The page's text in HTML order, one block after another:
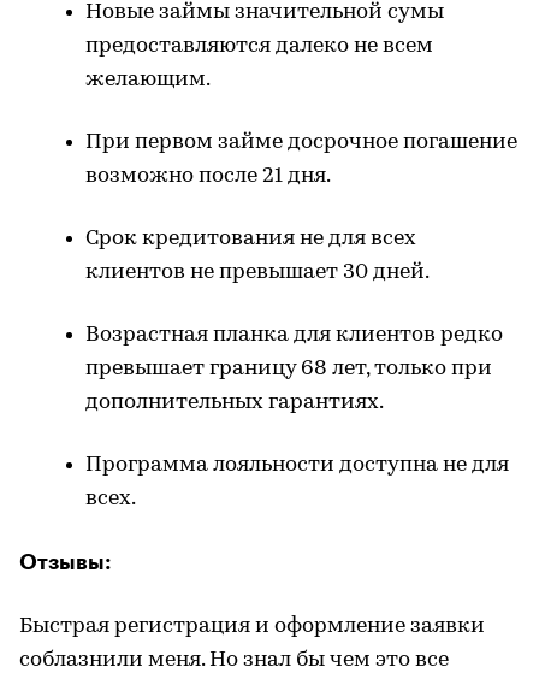
Новые займы значительной сумы
предоставляются далеко не всем
желающим.
При первом займе досрочное погашение
возможно после 21 дня.
Срок кредитования не для всех
клиентов не превышает 30 дней.
Возрастная планка для клиентов редко
превышает границу 68 лет, только при
дополнительных гарантиях.
Программа лояльности доступна не для
всех.
Отзывы:
Быстрая регистрация и оформление заявки
соблазнили меня. Но знал бы чем это все